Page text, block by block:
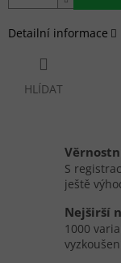
Detailní informace
HLÍDAT
S
ještě
Nejširší
1000